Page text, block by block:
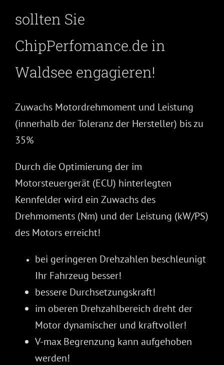
sollten Sie
ChipPerfomance.de in
Waldsee engagieren!
Zuwachs Motordrehmoment und Leistung
(innerhalb der Toleranz der Hersteller) bis zu
35%
Durch die Optimierung der im
Motorsteuergerät (ECU) hinterlegten
Kennfelder wird ein Zuwachs des
Drehmoments (Nm) und der Leistung (kW/PS)
des Motors erreicht!
bei geringeren Drehzahlen beschleunigt
Ihr Fahrzeug besser!
bessere Durchsetzungskraft!
im oberen Drehzahlbereich dreht der
Motor dynamischer und kraftvoller!
V-max Begrenzung kann aufgehoben
werden!